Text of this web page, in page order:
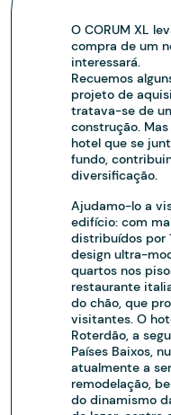
O CORUM XL
compra de um
interessará.
Recuemos
projeto de
tratava-se de
construção.
hotel que se
fundo,
diversificação.
Ajudamo-lo a
edifício: com
distribuídos por
design ultra-
quartos nos
restaurante
do chão, que
visitantes. O
Roterdão, a
Países Baixos,
atualmente a
remodelação,
do dinamismo